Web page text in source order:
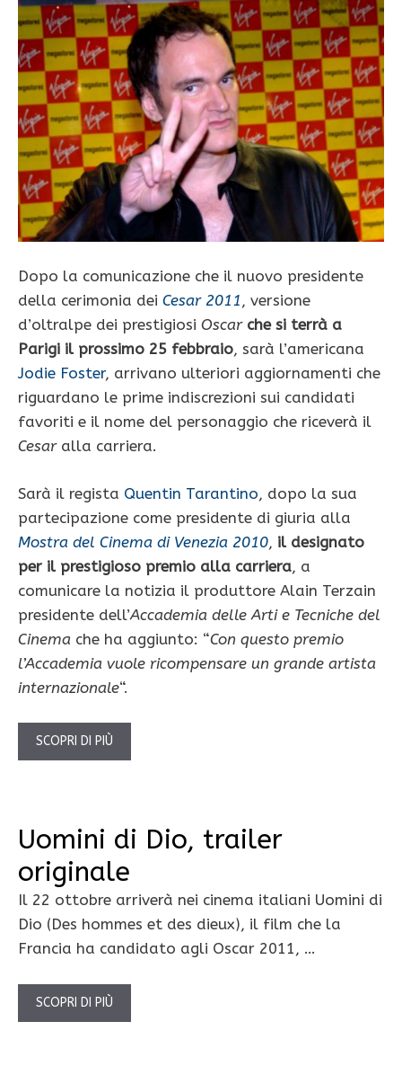
Dopo la comunicazione che il nuovo presidente
della cerimonia dei Cesar 2011 , versione
d’oltralpe dei prestigiosi Oscar che si terrà a
Parigi il prossimo 25 febbraio, sarà l’americana
Jodie Foster, arrivano ulteriori aggiornamenti che
riguardano le prime indiscrezioni sui candidati
favoriti e il nome del personaggio che riceverà il
Cesaralla carriera.
Sarà il regista Quentin Tarantino, dopo la sua
partecipazione come presidente di giuria alla
Mostra del Cinema di Venezia 2010, il designato
per il prestigioso premio alla carriera, a
comunicare la notizia il produttore Alain Terzain
presidente dell’Accademia delle Arti e Tecniche del
Cinema che ha aggiunto: “Con questo premio
l’Accademia vuole ricompensare un grande artista
internazionale“.
SCOPRI DI PIÙ
Uomini di Dio, trailer
originale
Il 22 ottobre arriverà nei cinema italiani Uomini di
Dio (Des hommes et des dieux), il film che la
Francia ha candidato agli Oscar 2011, …
SCOPRI DI PIÙ